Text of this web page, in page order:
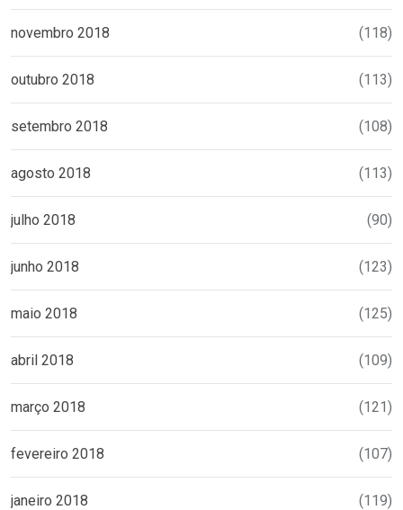
novembro 2018 (118)
outubro 2018 (113)
setembro 2018 (108)
agosto 2018 (113)
julho 2018 (90)
junho 2018 (123)
maio 2018 (125)
abril 2018 (109)
março 2018 (121)
fevereiro 2018 (107)
janeiro 2018 (119)